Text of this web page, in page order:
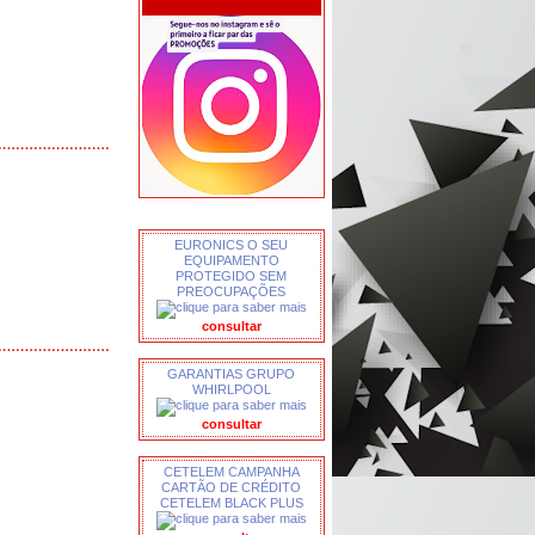
EURONICS O SEU
EQUIPAMENTO
PROTEGIDO SEM
PREOCUPAÇÕES
consultar
GARANTIAS GRUPO
WHIRLPOOL
consultar
CETELEM CAMPANHA
CARTÃO DE CRÉDITO
CETELEM BLACK PLUS